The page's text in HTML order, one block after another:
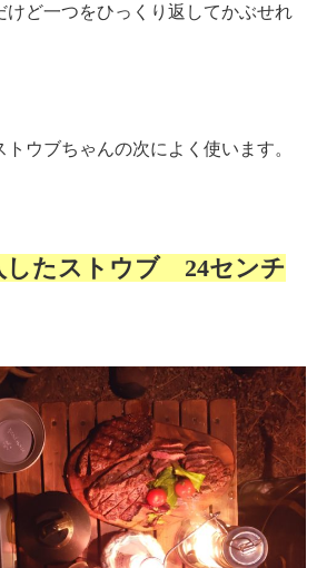
けど一つをひっくり返してかぶせれ
ウブちゃんの次によく使います。
したストウブ 24センチ